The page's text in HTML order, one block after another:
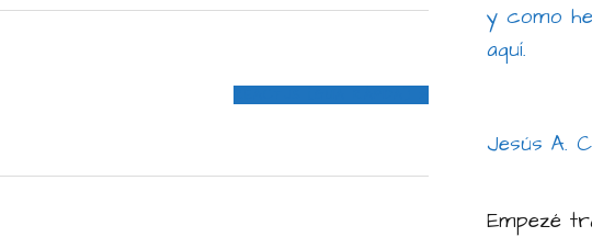
NEXT
POST:
y como
aquí.
Jesús A.
Empezé